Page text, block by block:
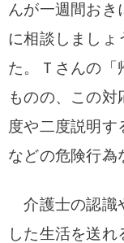
んが一週間おき
に相談しましょ
た。Ｔさんの「
ものの、この
度や二度説明す
などの危険行為
介護士の認識
した生活を送